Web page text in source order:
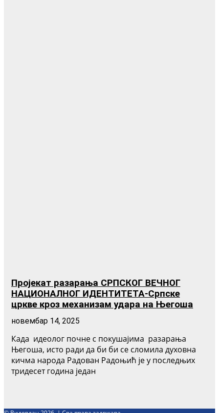
Пројекат разарања СРПСКОГ ВЕЧНОГ
НАЦИОНАЛНОГ ИДЕНТИТЕТА-Српске
цркве кроз механизам удара на Његоша
новембар 14, 2025
Када идеолог почне с покушајима разарања
Његоша, исто ради да би би се сломила духовна
кичма народа Радован Радоњић је у последњих
тридесет година један